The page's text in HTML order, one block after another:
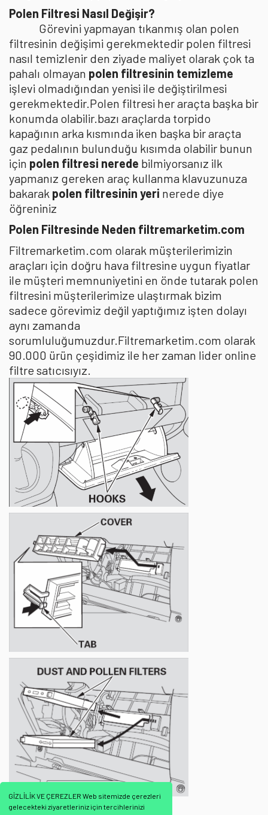
GİZLİLİK VE ÇEREZLER Web sitemizde çerezleri
gelecekteki ziyaretleriniz için tercihlerinizi
Polen Filtresi Nasıl Değişir?
Görevini yapmayan tıkanmış olan polen
filtresinin değişimi gerekmektedir polen filtresi
nasıl temizlenir den ziyade maliyet olarak çok ta
pahalı olmayan polen filtresinin temizleme
işlevi olmadığından yenisi ile değiştirilmesi
gerekmektedir.Polen filtresi her araçta başka bir
konumda olabilir.bazı araçlarda torpido
kapağının arka kısmında iken başka bir araçta
gaz pedalının bulunduğu kısımda olabilir bunun
için polen filtresi nerede bilmiyorsanız ilk
yapmanız gereken araç kullanma klavuzunuza
bakarak polen filtresinin yeri nerede diye
öğreniniz
Polen Filtresinde Neden filtremarketim.com
Filtremarketim.com olarak müşterilerimizin
araçları için doğru hava filtresine uygun fiyatlar
ile müşteri memnuniyetini en önde tutarak polen
filtresini müşterilerimize ulaştırmak bizim
sadece görevimiz değil yaptığımız işten dolayı
aynı zamanda
sorumluluğumuzdur.Filtremarketim.com olarak
90.000 ürün çeşidimiz ile her zaman lider online
filtre satıcısıyız.